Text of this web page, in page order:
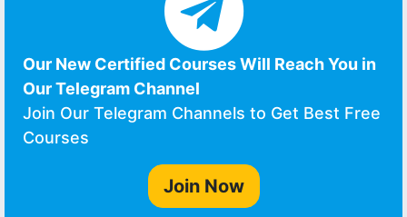
Our New Certified Courses Will Reach You in
Our Telegram Channel
Join Our Telegram Channels to Get Best Free
Courses
Join Now